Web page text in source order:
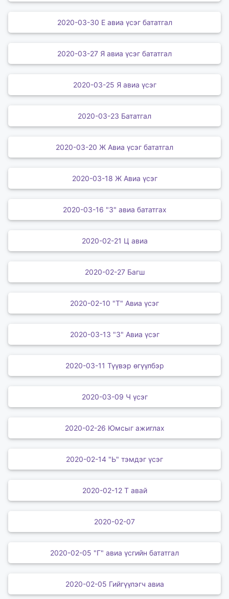
2020-03-30 Е авиа үсэг бататгал
2020-03-27 Я авиа үсэг бататгал
2020-03-25 Я авиа үсэг
2020-03-23 Бататгал
2020-03-20 Ж Авиа үсэг бататгал
2020-03-18 Ж Авиа үсэг
2020-03-16 "З" авиа бататгах
2020-02-21 Ц авиа
2020-02-27 Багш
2020-02-10 "Т" Авиа үсэг
2020-03-13 "З" Авиа үсэг
2020-03-11 Түүвэр өгүүлбэр
2020-03-09 Ч үсэг
2020-02-26 Юмсыг ажиглах
2020-02-14 "Ь" тэмдэг үсэг
2020-02-12 Т авай
2020-02-07
2020-02-05 "Г" авиа үсгийн бататгал
2020-02-05 Гийгүүлэгч авиа